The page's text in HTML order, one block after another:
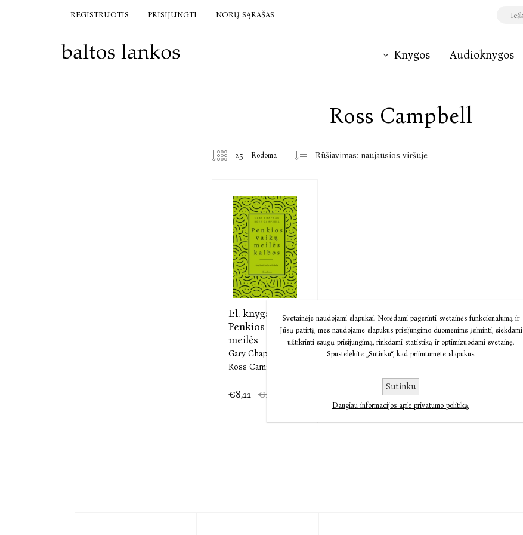
REGISTRUOTIS PRISIJUNGTI NORŲ SĄRAŠAS
Knygos Audioknygos
Ross Campbell
Rodoma
El. knyga
Penkios vaikų
meilės
Gary Chapman,
Ross Campbell
€8,11 €10,14
Svetainėje naudojami slapukai. Norėdami pagerinti svetainės funkcionalumą ir
Jūsų patirtį, mes naudojame slapukus prisijungimo duomenims įsiminti, siekdami
užtikrinti saugų prisijungimą, rinkdami statistiką ir optimizuodami svetainę.
Spustelėkite „Sutinku“, kad priimtumėte slapukus.
Sutinku
Daugiau informacijos apie privatumo politiką.